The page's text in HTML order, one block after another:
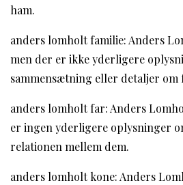
ham.
anders lomholt familie: Anders
men der er ikke yderligere
sammensætning eller detaljer om
anders lomholt far: Anders
er ingen yderligere oplysninger
relationen mellem dem.
anders lomholt kone: Anders